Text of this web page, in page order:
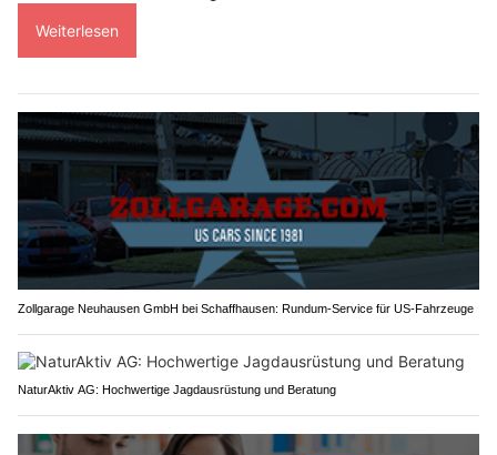
Weiterlesen
Zollgarage Neuhausen GmbH bei Schaffhausen: Rundum-Service für US-Fahrzeuge
NaturAktiv AG: Hochwertige Jagdausrüstung und Beratung